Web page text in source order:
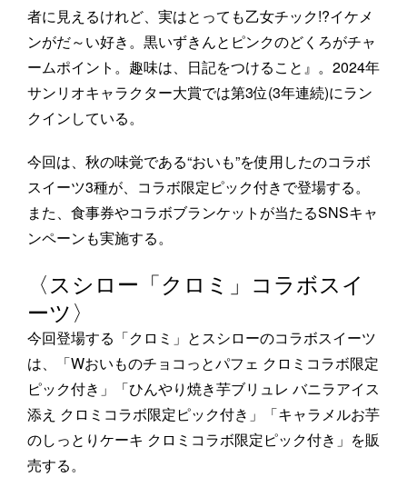
者に見えるけれど、実はとっても乙女チック!?イケメ
ンがだ～い好き。黒いずきんとピンクのどくろがチャ
ームポイント。趣味は、日記をつけること』。2024年
サンリオキャラクター大賞では第3位(3年連続)にラン
クインしている。
今回は、秋の味覚である“おいも”を使用したのコラボ
スイーツ3種が、コラボ限定ピック付きで登場する。
また、食事券やコラボブランケットが当たるSNSキャ
ンペーンも実施する。
〈スシロー「クロミ」コラボスイ
ーツ〉
今回登場する「クロミ」とスシローのコラボスイーツ
は、「Wおいものチョコっとパフェ クロミコラボ限定
ピック付き」「ひんやり焼き芋ブリュレ バニラアイス
添え クロミコラボ限定ピック付き」「キャラメルお芋
のしっとりケーキ クロミコラボ限定ピック付き」を販
売する。